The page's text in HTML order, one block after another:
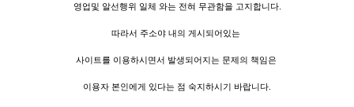
영업및 알선행위 일체 와는 전혀 무관함을 고지합니다.
따라서 주소야 내의 게시되어있는
사이트를 이용하시면서 발생되어지는 문제의 책임은
이용자 본인에게 있다는 점 숙지하시기 바랍니다.